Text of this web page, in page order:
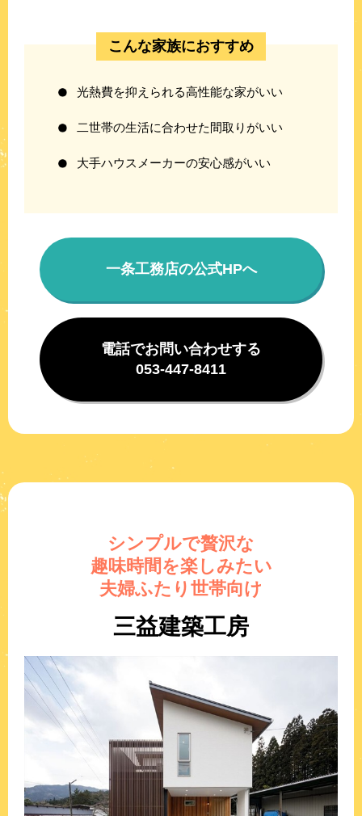
こんな家族におすすめ
光熱費を抑えられる高性能な家がいい
二世帯の生活に合わせた間取りがいい
大手ハウスメーカーの安心感がいい
一条工務店の公式HPへ
電話でお問い合わせする
053-447-8411
シンプルで贅沢な
趣味時間を楽しみたい
夫婦ふたり世帯向け
三益建築工房